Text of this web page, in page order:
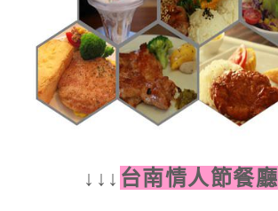
↓ ↓ ↓ 台南情人節餐廳